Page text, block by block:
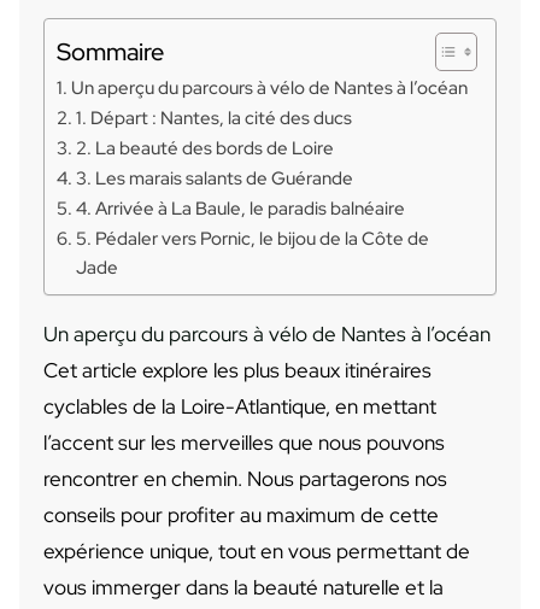
Sommaire
Un aperçu du parcours à vélo de Nantes à l’océan
1. Départ : Nantes, la cité des ducs
2. La beauté des bords de Loire
3. Les marais salants de Guérande
4. Arrivée à La Baule, le paradis balnéaire
5. Pédaler vers Pornic, le bijou de la Côte de
Jade
Un aperçu du parcours à vélo de Nantes à l’océan
Cet article explore les plus beaux itinéraires
cyclables de la Loire-Atlantique, en mettant
l’accent sur les merveilles que nous pouvons
rencontrer en chemin. Nous partagerons nos
conseils pour profiter au maximum de cette
expérience unique, tout en vous permettant de
vous immerger dans la beauté naturelle et la